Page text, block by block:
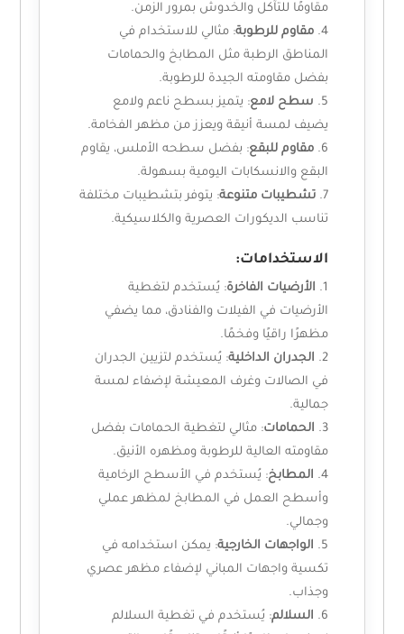
مقاومًا للتآكل والخدوش بمرور الزمن.
مقاوم للرطوبة: مثالي للاستخدام في
المناطق الرطبة مثل المطابخ والحمامات
بفضل مقاومته الجيدة للرطوبة.
سطح لامع: يتميز بسطح ناعم ولامع
يضيف لمسة أنيقة ويعزز من مظهر الفخامة.
مقاوم للبقع: بفضل سطحه الأملس، يقاوم
البقع والانسكابات اليومية بسهولة.
تشطيبات متنوعة: يتوفر بتشطيبات مختلفة
تناسب الديكورات العصرية والكلاسيكية.
الاستخدامات:
الأرضيات الفاخرة: يُستخدم لتغطية
الأرضيات في الفيلات والفنادق، مما يضفي
مظهرًا راقيًا وفخمًا.
الجدران الداخلية: يُستخدم لتزيين الجدران
في الصالات وغرف المعيشة لإضفاء لمسة
جمالية.
الحمامات: مثالي لتغطية الحمامات بفضل
مقاومته العالية للرطوبة ومظهره الأنيق.
المطابخ: يُستخدم في الأسطح الرخامية
وأسطح العمل في المطابخ لمظهر عملي
وجمالي.
الواجهات الخارجية: يمكن استخدامه في
تكسية واجهات المباني لإضفاء مظهر عصري
وجذاب.
السلالم: يُستخدم في تغطية السلالم